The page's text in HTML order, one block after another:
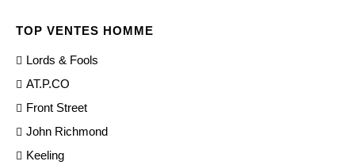
TOP VENTES HOMME
Lords & Fools
AT.P.CO
Front Street
John Richmond
Keeling